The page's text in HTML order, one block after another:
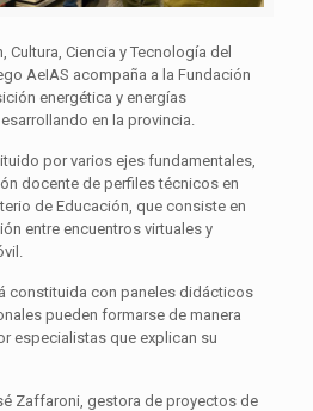
Cultura, Ciencia y Tecnología del
AeIAS acompaña a la Fundación
energética y energías
en la provincia.
por varios ejes fundamentales,
docente de perfiles técnicos en
de Educación, que consiste en
entre encuentros virtuales y
constituida con paneles didácticos
pueden formarse de manera
especialistas que explican su
Zaffaroni, gestora de proyectos de